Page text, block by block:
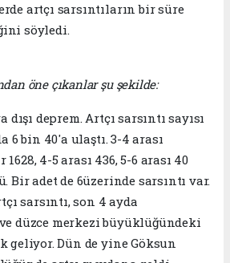
artçı sarsıntıların bir süre
söyledi.
öne çıkanlar şu şekilde:
deprem. Artçı sarsıntı sayısı
6 bin 40'a ulaştı. 3-4 arası
4-5 arası 436, 5-6 arası 40
Bir adet de 6üzerinde sarsıntı var.
sarsıntı, son 4 ayda
ve düzce merkezi büyüklüğündeki
geliyor. Dün de yine Göksun